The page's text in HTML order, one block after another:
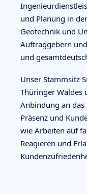
und Planung in
Geotechnik und
Auftraggebern
und
Unser Stammsitz
Thüringer Waldes
Anbindung an das
Präsenz und
wie Arbeiten auf
Reagieren und